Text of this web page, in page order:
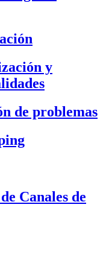
y
de problemas
Canales de